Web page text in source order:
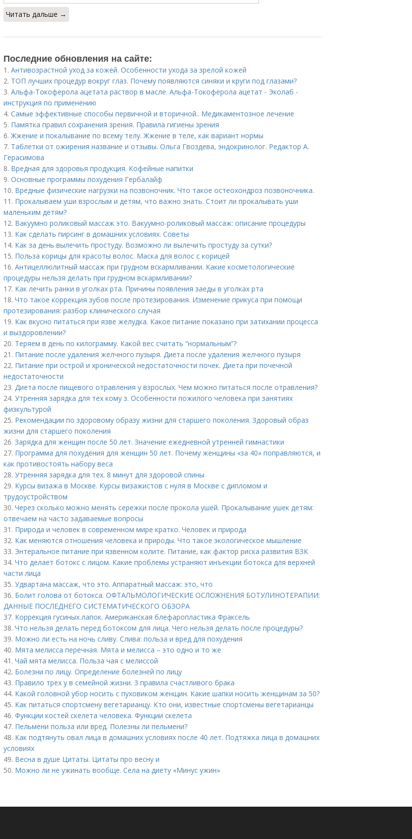
Читать дальше →
Последние обновления на сайте:
1. Антивозрастной уход за кожей. Особенности ухода за зрелой кожей
2. ТОП лучших процедур вокруг глаз. Почему появляются синяки и круги под глазами?
3. Альфа-Токоферола ацетата раствор в масле. Альфа-Токоферола ацетат - Эколаб -
инструкция по применению
4. Самые эффективные способы первичной и вторичной.. Медикаментозное лечение
5. Памятка правил сохранения зрения. Правила гигиены зрения
6.Жжение и покалывание по всему телу. Жжение в теле, как вариант нормы
7. Таблетки от ожирения название и отзывы. Ольга Гвоздева, эндокринолог. Редактор А.
Герасимова
8. Вредная для здоровья продукция. Кофейные напитки
9. Основные программы похудения Гербалайф
10. Вредные физические нагрузки на позвоночник. Что такое остеохондроз позвоночника.
11. Прокалываем уши взрослым и детям, что важно знать. Стоит ли прокалывать уши
маленьким детям?
12. Вакуумно роликовый массаж это. Вакуумно-роликовый массаж: описание процедуры
13. Как сделать пирсинг в домашних условиях. Советы
14. Как за день вылечить простуду. Возможно ли вылечить простуду за сутки?
15. Польза корицы для красоты волос. Маска для волос с корицей
16. Антицеллюлитный массаж при грудном вскармливании. Какие косметологические
процедуры нельзя делать при грудном вскармливании?
17. Как лечить ранки в уголках рта. Причины появления заеды в уголках рта
18. Что такое коррекция зубов после протезирования. Изменение прикуса при помощи
протезирования: разбор клинического случая
19. Как вкусно питаться при язве желудка. Какое питание показано при затихании процесса
и выздоровлении?
20. Теряем в день по килограмму. Какой вес считать “нормальным”?
21. Питание после удаления желчного пузыря. Диета после удаления желчного пузыря
22. Питание при острой и хронической недостаточности почек. Диета при почечной
недостаточности
23. Диета после пищевого отравления у взрослых. Чем можно питаться после отравления?
24. Утренняя зарядка для тех кому з. Особенности пожилого человека при занятиях
физкультурой
25. Рекомендации по здоровому образу жизни для старшего поколения. Здоровый образ
жизни для старшего поколения
26. Зарядка для женщин после 50 лет. Значение ежедневной утренней гимнастики
27. Программа для похудения для женщин 50 лет. Почему женщины «за 40» поправляются, и
как противостоять набору веса
28. Утренняя зарядка для тех. 8 минут для здоровой спины
29. Курсы визажа в Москве. Курсы визажистов с нуля в Москве с дипломом и
трудоустройством
30. Через сколько можно менять сережки после прокола ушей. Прокалывание ушек детям:
отвечаем на часто задаваемые вопросы
31. Природа и человек в современном мире кратко. Человек и природа
32. Как меняются отношения человека и природы. Что такое экологическое мышление
33. Энтеральное питание при язвенном колите. Питание, как фактор риска развития ВЗК
34. Что делает ботокс с лицом. Какие проблемы устраняют инъекции ботокса для верхней
части лица
35. Удвартана массаж, что это. Аппаратный массаж: это, что
36. Болит голова от ботокса. ОФТАЛЬМОЛОГИЧЕСКИЕ ОСЛОЖНЕНИЯ БОТУЛИНОТЕРАПИИ:
ДАННЫЕ ПОСЛЕДНЕГО СИСТЕМАТИЧЕСКОГО ОБЗОРА
37. Коррекция гусиных лапок. Американская блефаропластика Фраксель
38. Что нельзя делать перед ботоксом для лица. Чего нельзя делать после процедуры?
39. Можно ли есть на ночь сливу. Слива: польза и вред для похудения
40. Мята мелисса перечная. Мята и мелисса – это одно и то же
41. Чай мята мелисса. Польза чая с мелиссой
42. Болезни по лицу. Определение болезней по лицу
43. Правило трех у в семейной жизни. 3 правила счастливого брака
44. Какой головной убор носить с пуховиком женщин. Какие шапки носить женщинам за 50?
45. Как питаться спортсмену вегетарианцу. Кто они, известные спортсмены вегетарианцы
46. Функции костей скелета человека. Функции скелета
47. Пельмени польза или вред. Полезны ли пельмени?
48. Как подтянуть овал лица в домашних условиях после 40 лет. Подтяжка лица в домашних
условиях
49. Весна в душе Цитаты. Цитаты про весну и
50. Можно ли не ужинать вообще. Села на диету «Минус ужин»